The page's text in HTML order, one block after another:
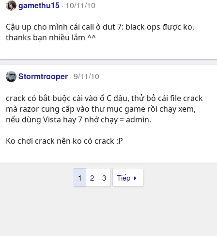
gamethu15 10/11/10
Cậu up cho mình cái call ò dut 7: black ops được ko,
thanks bạn nhiều lắm ^^
Stormtrooper 9/11/10
crack có bắt buộc cài vào ổ C đâu, thử bỏ cái file crack
mà razor cung cấp vào thư mục game rồi chạy xem,
nếu dùng Vista hay 7 nhớ chạy = admin.
Ko chơi crack nên ko có crack :P
1 2 3 Tiếp